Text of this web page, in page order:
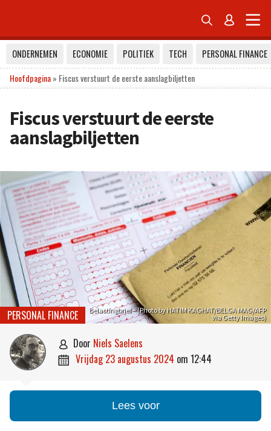
 
ONDERNEMEN ECONOMIE POLITIEK TECH
PERSONAL FINANCE
Hoofdpagina» Fiscus verstuurt de eerste aanslagbiljetten
Fiscus verstuurt de eerste
aanslagbiljetten
Belastingbrief – (Photo by HATIM KAGHAT/BELGA MAG/AFP
via Getty Images)
PERSONAL FINANCE
 door Niels Saelens
 vrijdag 23 augustus 2024 om 12:44
Lees voor